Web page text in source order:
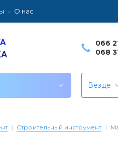
О нас
066
068
Везде
Строительный инструмент